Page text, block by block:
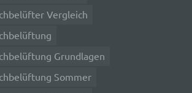
Vergleich
Grundlagen
Sommer